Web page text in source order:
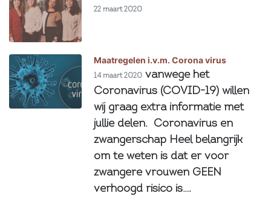
22 maart 2020
Maatregelen i.v.m. Corona virus
14 maart 2020 vanwege het
Coronavirus (COVID-19) willen
wij graag extra informatie met
jullie delen. Coronavirus en
zwangerschap Heel belangrijk
om te weten is dat er voor
zwangere vrouwen GEEN
verhoogd risico is….